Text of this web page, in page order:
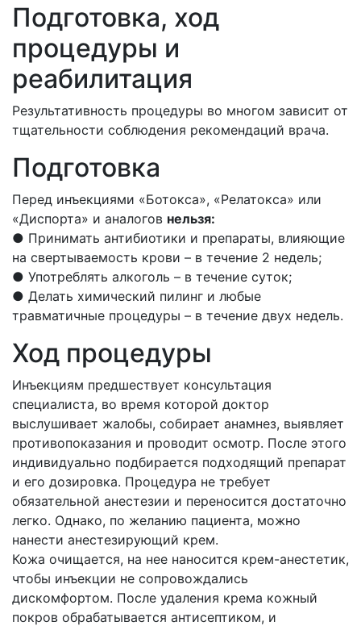
Подготовка, ход
процедуры и
реабилитация
Результативность процедуры во многом зависит от
тщательности соблюдения рекомендаций врача.
Подготовка
Перед инъекциями «Ботокса», «Релатокса» или
«Диспорта» и аналогов нельзя:
● Принимать антибиотики и препараты, влияющие
на свертываемость крови – в течение 2 недель;
● Употреблять алкоголь – в течение суток;
● Делать химический пилинг и любые
травматичные процедуры – в течение двух недель.
Ход процедуры
Инъекциям предшествует консультация
специалиста, во время которой доктор
выслушивает жалобы, собирает анамнез, выявляет
противопоказания и проводит осмотр. После этого
индивидуально подбирается подходящий препарат
и его дозировка. Процедура не требует
обязательной анестезии и переносится достаточно
легко. Однако, по желанию пациента, можно
нанести анестезирующий крем.
Кожа очищается, на нее наносится крем-анестетик,
чтобы инъекции не сопровождались
дискомфортом. После удаления крема кожный
покров обрабатывается антисептиком, и